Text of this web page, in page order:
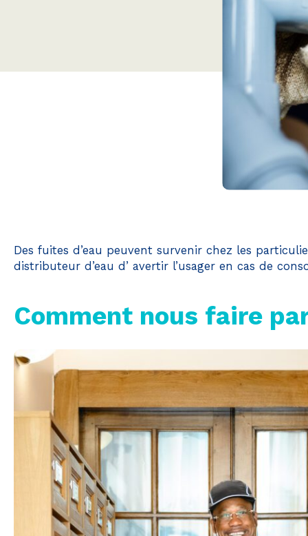
Des fuites d’eau peuvent survenir chez les
distributeur d’eau d’ avertir l’usager en cas de
Comment nous faire